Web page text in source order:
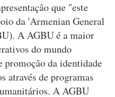
que "este
da 'Armenian General
A AGBU é a maior
do mundo
promoção da identidade
através de programas
A AGBU